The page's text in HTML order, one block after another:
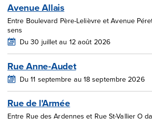
Avenue Allais
Entre Boulevard Père-Lelièvre et Avenue
sens
Du 30 juillet au 12 août 2026
Rue Anne-Audet
Du 11 septembre au 18 septembre 2026
Rue de l'Armée
Entre Rue des Ardennes et Rue St-Vallier O